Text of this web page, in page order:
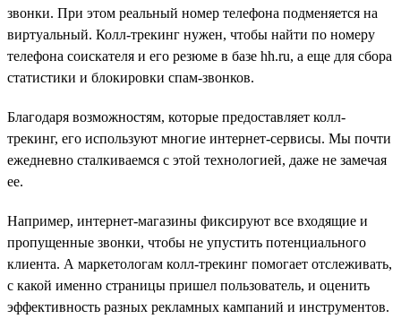
звонки. При этом реальный номер телефона подменяется на
виртуальный. Колл-трекинг нужен, чтобы найти по номеру
телефона соискателя и его резюме в базе hh.ru, а еще для сбора
статистики и блокировки спам-звонков.
Благодаря возможностям, которые предоставляет колл-
трекинг, его используют многие интернет-сервисы. Мы почти
ежедневно сталкиваемся с этой технологией, даже не замечая
ее.
Например, интернет-магазины фиксируют все входящие и
пропущенные звонки, чтобы не упустить потенциального
клиента. А маркетологам колл-трекинг помогает отслеживать,
с какой именно страницы пришел пользователь, и оценить
эффективность разных рекламных кампаний и инструментов.